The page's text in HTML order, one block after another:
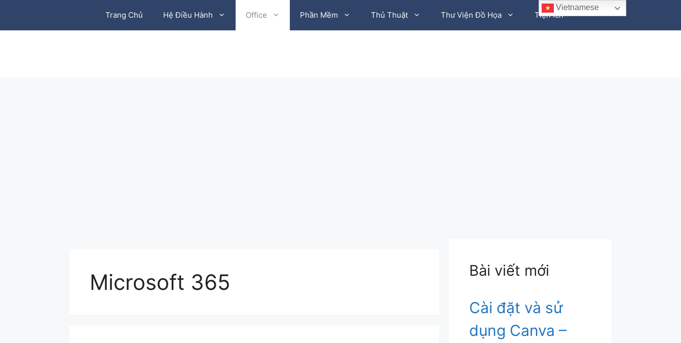
nội
Trang Chủ Hệ Điều Hành Office Phần Mềm Thủ Thuật Thư Viện Đồ Họa Tiện Ích
Microsoft 365 Bài viết mới
Cài đặt và sử
dụng Canva –
Vietnamese